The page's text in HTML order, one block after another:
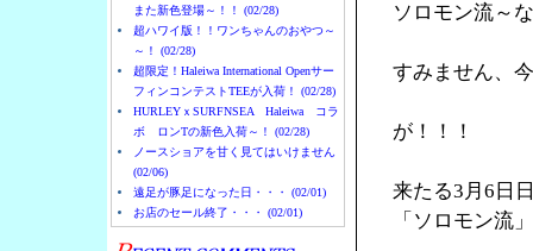
また新色登場～！！ (02/28)
超ハワイ版！！ワンちゃんのおやつ～
～！ (02/28)
超限定！Haleiwa International Openサー
フィンコンテストTEEが入荷！ (02/28)
HURLEYｘSURFNSEA Haleiwa コラ
ボ ロンTの新色入荷～！ (02/28)
ノースショアを甘く見てはいけません
(02/06)
遠足が豚足になった日・・・ (02/01)
お店のセール終了・・・ (02/01)
ソロモン流～
すみません、
が！！！
来たる3月6日
「ソロモン流